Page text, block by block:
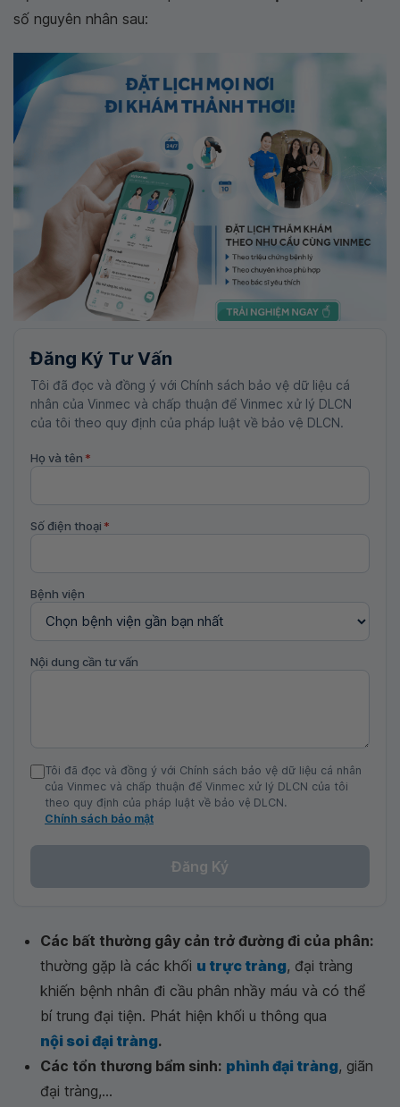
số nguyên nhân sau:
Đăng Ký Tư Vấn
Tôi đã đọc và đồng ý với Chính sách bảo vệ dữ liệu cá
nhân của Vinmec và chấp thuận để Vinmec xử lý DLCN
của tôi theo quy định của pháp luật về bảo vệ DLCN.
Họ và tên *
Số điện thoại *
Bệnh viện
Nội dung cần tư vấn
Tôi đã đọc và đồng ý với Chính sách bảo vệ dữ liệu cá nhân
của Vinmec và chấp thuận để Vinmec xử lý DLCN của tôi
theo quy định của pháp luật về bảo vệ DLCN.
Chính sách bảo mật
Đăng Ký
Các bất thường gây cản trở đường đi của phân:
thường gặp là các khối u trực tràng, đại tràng
khiến bệnh nhân đi cầu phân nhầy máu và có thể
bí trung đại tiện. Phát hiện khối u thông qua
nội soi đại tràng.
Các tổn thương bẩm sinh: phình đại tràng, giãn
đại tràng,...